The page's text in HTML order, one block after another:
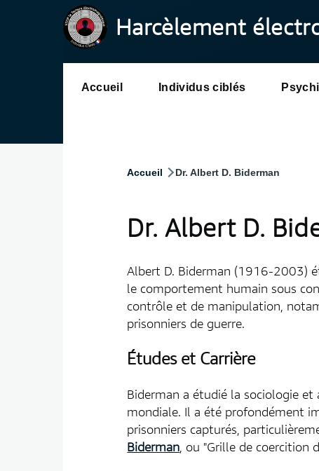
Menu
Header
Harcèlement
Accueil Individus ciblés
d'Ariane
Accueil Dr. Albert D. Biderman
Dr. Albert D.
Albert D. Biderman (1916-2003)
le comportement humain sous
contrôle et de manipulation,
prisonniers de guerre.
Études et Carrière
Biderman a étudié la sociologie
mondiale. Il a été profondément
prisonniers capturés,
Biderman , ou "Grille de